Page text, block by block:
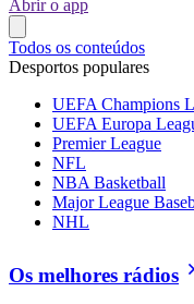
Abrir o app
Todos os conteúdos
Desportos populares
UEFA Champions
UEFA Europa
Premier League
NFL
NBA Basketball
Major League
NHL
Os melhores rádios